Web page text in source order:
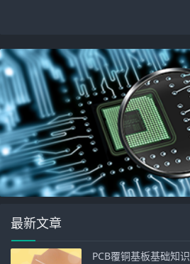
最新文章
PCB覆铜基板基础知识